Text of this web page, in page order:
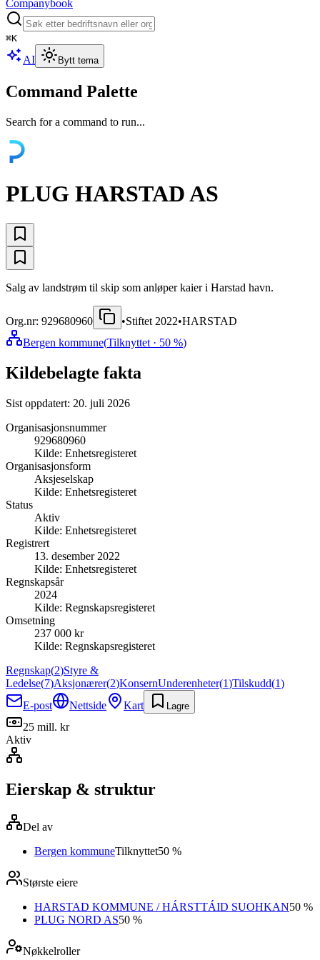
Companybook
⌘K
AI Bytt tema
Command Palette
Search for a command to run...
PLUG HARSTAD AS
Salg av landstrøm til skip som anløper kaier i Harstad havn.
Org.nr: 929680960 •Stiftet 2022•HARSTAD
Bergen kommune(Tilknyttet · 50 %)
Kildebelagte fakta
Sist oppdatert: 20. juli 2026
Organisasjonsnummer
929680960
Kilde: Enhetsregisteret
Organisasjonsform
Aksjeselskap
Kilde: Enhetsregisteret
Status
Aktiv
Kilde: Enhetsregisteret
Registrert
13. desember 2022
Kilde: Enhetsregisteret
Regnskapsår
2024
Kilde: Regnskapsregisteret
Omsetning
237 000 kr
Kilde: Regnskapsregisteret
Regnskap(2)Styre &
Ledelse(7)Aksjonærer(2)KonsernUnderenheter(1)Tilskudd(1)
E-post
Nettside Kart Lagre
25 mill. kr
Aktiv
Eierskap & struktur
Del av
Bergen kommuneTilknyttet50 %
Største eiere
HARSTAD KOMMUNE / HÁRSTTÁID SUOHKAN50 %
PLUG NORD AS50 %
Nøkkelroller